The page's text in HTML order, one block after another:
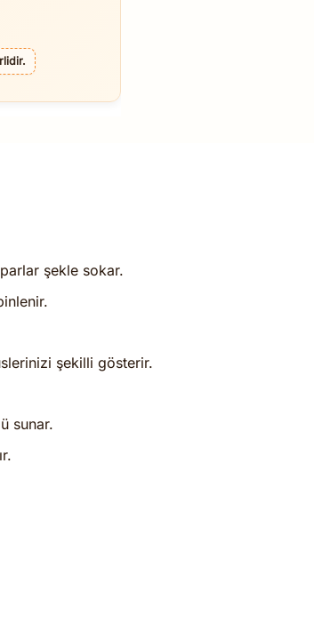
şekle sokar.
şekilli gösterir.
sunar.